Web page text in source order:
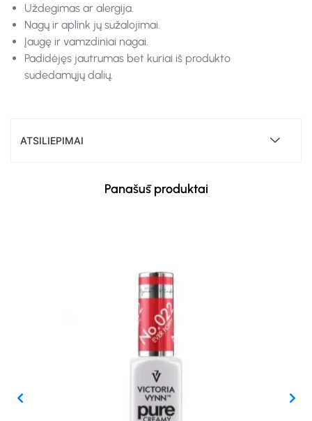
Uždegimas ar alergija.
Nagų ir aplink jų sužalojimai.
Įaugę ir vamzdiniai nagai.
Padidėjęs jautrumas bet kuriai iš produkto
sudedamųjų dalių.
ATSILIEPIMAI
Panašūs produktai